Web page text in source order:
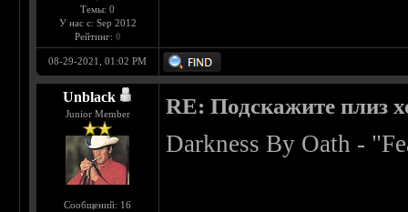
Темы: 0
У нас с: Sep 2012
Рейтинг: 0
08-29-2021, 01:02 PM
Unblack
Junior Member
Сообщений: 16
RE: Подскажите плиз
Darkness By Oath -